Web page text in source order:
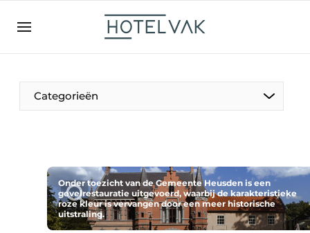
EN
NL
EN
FR
Categorieën
De Pen
Internationaal
Projecten
Onder toezicht van de Gemeente Heusden is een
gevelrestauratie uitgevoerd, waarbij de karakteristieke
roze kleur is vervangen door een meer historische
uitstraling.